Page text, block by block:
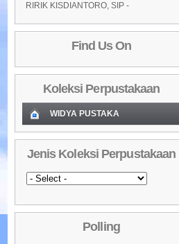
RIRIK KISDIANTORO, SIP -
Find Us On
Koleksi Perpustakaan
WIDYA PUSTAKA
02 Daftar Koleksi Baru (Tgl.Input)
03 Daftar Koleksi (Pengarang)
04 Daftar Koleksi (Judul)
Daftar Koleksi (Subyek)
Jenis Koleksi Perpustakaan
Polling